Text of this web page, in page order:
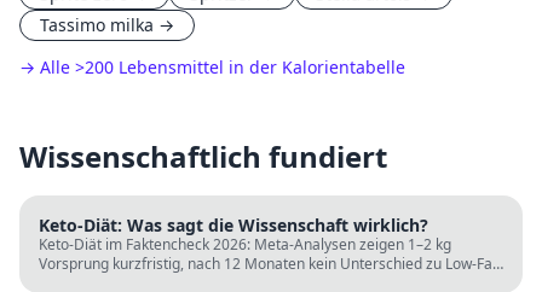
Tassimo milka →
→ Alle >200 Lebensmittel in der Kalorientabelle
Wissenschaftlich fundiert
Keto-Diät: Was sagt die Wissenschaft wirklich?
Keto-Diät im Faktencheck 2026: Meta-Analysen zeigen 1–2 kg
Vorsprung kurzfristig, nach 12 Monaten kein Unterschied zu Low-Fat.